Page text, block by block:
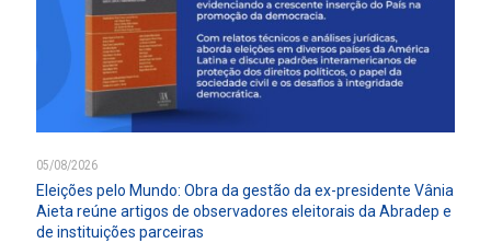
05/08/2026
Eleições pelo Mundo: Obra da gestão da ex-presidente Vânia
Aieta reúne artigos de observadores eleitorais da Abradep e
de instituições parceiras